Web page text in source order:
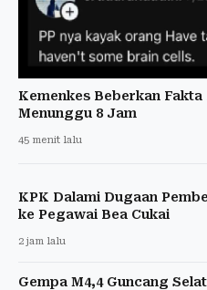
Kemenkes Beberkan Fakta
Menunggu 8 Jam
45 menit lalu
KPK Dalami Dugaan
ke Pegawai Bea Cukai
2 jam lalu
Gempa M4,4 Guncang